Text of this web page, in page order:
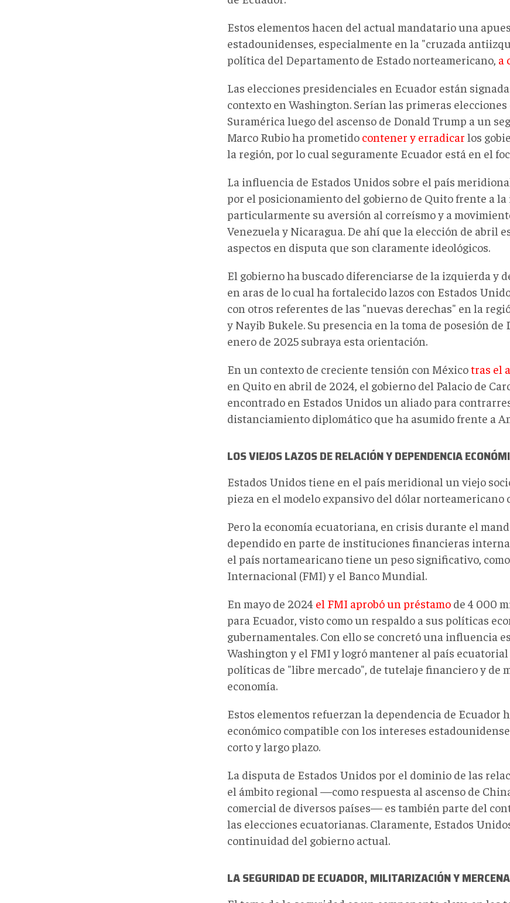
Estos elementos hacen del actual mandatario una
estadounidenses, especialmente en la "cruzada
política del Departamento de Estado norteamericano, a
Las elecciones presidenciales en Ecuador están
contexto en Washington. Serían las primeras elecciones
Suramérica luego del ascenso de Donald Trump a un
Marco Rubio ha prometido contener y erradicar los
la región, por lo cual seguramente Ecuador está en el
La influencia de Estados Unidos sobre el país
por el posicionamiento del gobierno de Quito frente a
particularmente su aversión al correísmo y a
Venezuela y Nicaragua. De ahí que la elección de abril
aspectos en disputa que son claramente ideológicos.
El gobierno ha buscado diferenciarse de la izquierda y
en aras de lo cual ha fortalecido lazos con Estados
con otros referentes de las "nuevas derechas" en la
y Nayib Bukele. Su presencia en la toma de posesión de
enero de 2025 subraya esta orientación.
En un contexto de creciente tensión con Méxicotras el
en Quito en abril de 2024, el gobierno del Palacio de
encontrado en Estados Unidos un aliado para
distanciamiento diplomático que ha asumido frente a
LOS VIEJOS LAZOS DE RELACIÓN Y DEPENDENCIA
Estados Unidos tiene en el país meridional un viejo
pieza en el modelo expansivo del dólar norteamericano
Pero la economía ecuatoriana, en crisis durante el
dependido en parte de instituciones financieras
el país nortamearicano tiene un peso significativo,
Internacional (FMI) y el Banco Mundial.
En mayo de 2024 el FMI aprobó un préstamo de 4 000
para Ecuador, visto como un respaldo a sus políticas
gubernamentales. Con ello se concretó una influencia
Washington y el FMI y logró mantener al país
políticas de "libre mercado", de tutelaje financiero y de
economía.
Estos elementos refuerzan la dependencia de Ecuador
económico compatible con los intereses
corto y largo plazo.
La disputa de Estados Unidos por el dominio de las
el ámbito regional —como respuesta al ascenso de
comercial de diversos países— es también parte del
las elecciones ecuatorianas. Claramente, Estados
continuidad del gobierno actual.
LA SEGURIDAD DE ECUADOR, MILITARIZACIÓN Y